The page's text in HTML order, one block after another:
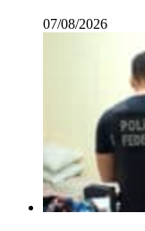
07/08/2026